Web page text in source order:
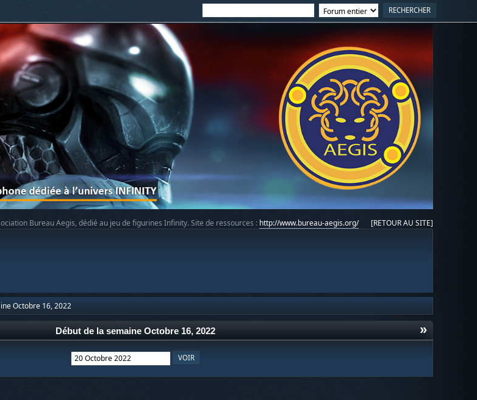
[RETOUR AU SITE]
Bureau Aegis, dédié au jeu de figurines Infinity. Site de ressources : http://www.bureau-aegis.org/
Octobre 16, 2022
»
Début de la semaine Octobre 16, 2022